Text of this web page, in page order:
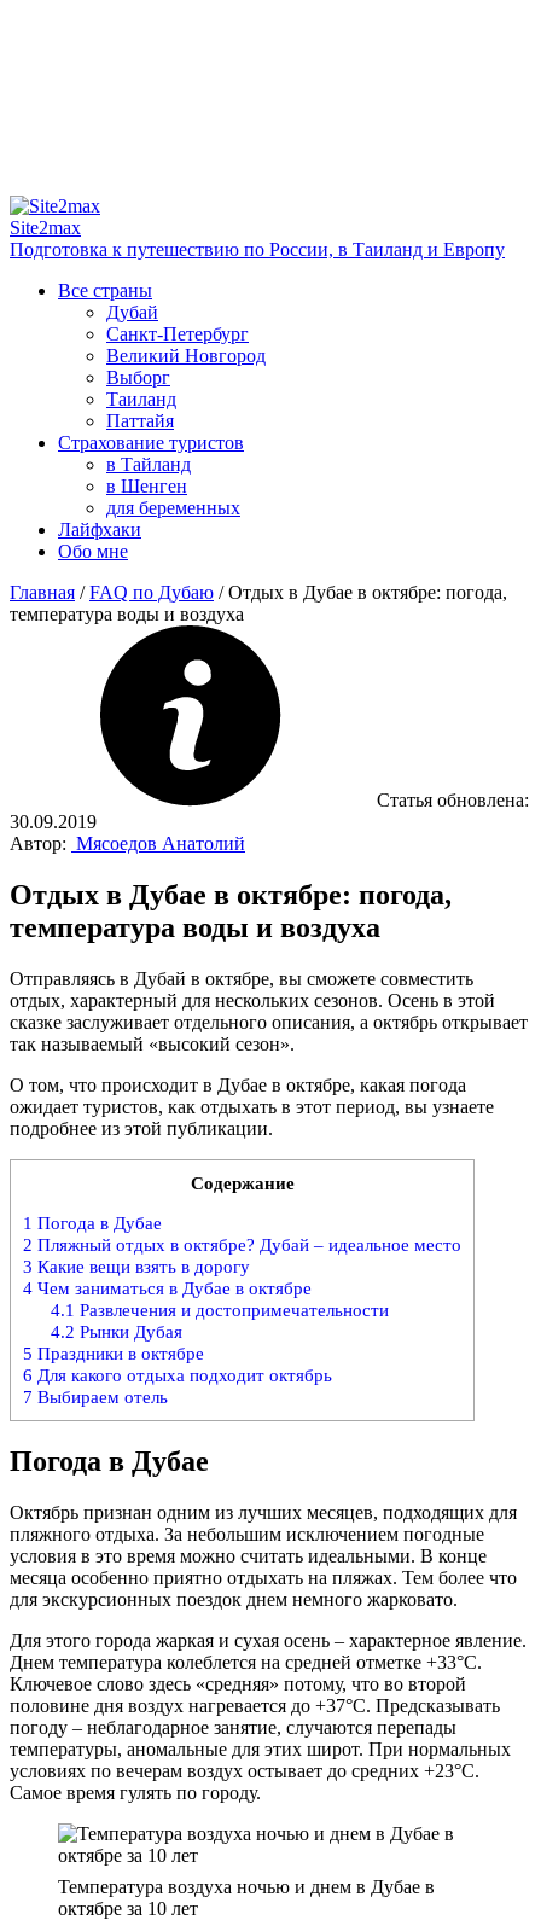
Site2max
Подготовка к путешествию по России, в Таиланд и Европу
Все страны
Дубай
Санкт-Петербург
Великий Новгород
Выборг
Таиланд
Паттайя
Страхование туристов
в Тайланд
в Шенген
для беременных
Лайфхаки
Обо мне
Главная / FAQ по Дубаю / Отдых в Дубае в октябре: погода,
температура воды и воздуха
Статья обновлена:
30.09.2019
Автор: Мясоедов Анатолий
Отдых в Дубае в октябре: погода,
температура воды и воздуха
Отправляясь в Дубай в октябре, вы сможете совместить
отдых, характерный для нескольких сезонов. Осень в этой
сказке заслуживает отдельного описания, а октябрь открывает
так называемый «высокий сезон».
О том, что происходит в Дубае в октябре, какая погода
ожидает туристов, как отдыхать в этот период, вы узнаете
подробнее из этой публикации.
Содержание
1 Погода в Дубае
2 Пляжный отдых в октябре? Дубай – идеальное место
3 Какие вещи взять в дорогу
4 Чем заниматься в Дубае в октябре
4.1 Развлечения и достопримечательности
4.2 Рынки Дубая
5 Праздники в октябре
6 Для какого отдыха подходит октябрь
7 Выбираем отель
Погода в Дубае
Октябрь признан одним из лучших месяцев, подходящих для
пляжного отдыха. За небольшим исключением погодные
условия в это время можно считать идеальными. В конце
месяца особенно приятно отдыхать на пляжах. Тем более что
для экскурсионных поездок днем немного жарковато.
Для этого города жаркая и сухая осень – характерное явление.
Днем температура колеблется на средней отметке +33°C.
Ключевое слово здесь «средняя» потому, что во второй
половине дня воздух нагревается до +37°C. Предсказывать
погоду – неблагодарное занятие, случаются перепады
температуры, аномальные для этих широт. При нормальных
условиях по вечерам воздух остывает до средних +23°C.
Самое время гулять по городу.
Температура воздуха ночью и днем в Дубае в
октябре за 10 лет